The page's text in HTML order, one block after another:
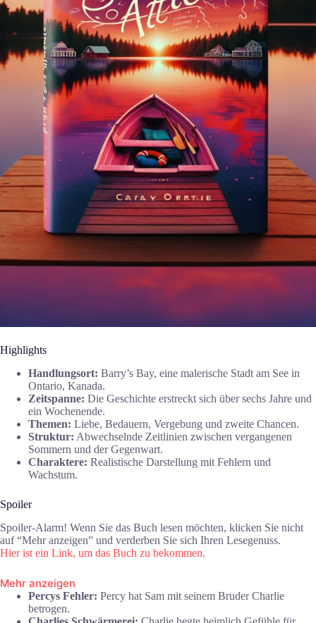
Highlights
Handlungsort: Barry’s Bay, eine malerische Stadt am See in
Ontario, Kanada.
Zeitspanne: Die Geschichte erstreckt sich über sechs Jahre und
ein Wochenende.
Themen: Liebe, Bedauern, Vergebung und zweite Chancen.
Struktur: Abwechselnde Zeitlinien zwischen vergangenen
Sommern und der Gegenwart.
Charaktere: Realistische Darstellung mit Fehlern und
Wachstum.
Spoiler
Spoiler-Alarm! Wenn Sie das Buch lesen möchten, klicken Sie nicht
auf “Mehr anzeigen” und verderben Sie sich Ihren Lesegenuss.
Hier ist ein Link, um das Buch zu bekommen.
Mehr anzeigen
Percys Fehler: Percy hat Sam mit seinem Bruder Charlie
betrogen.